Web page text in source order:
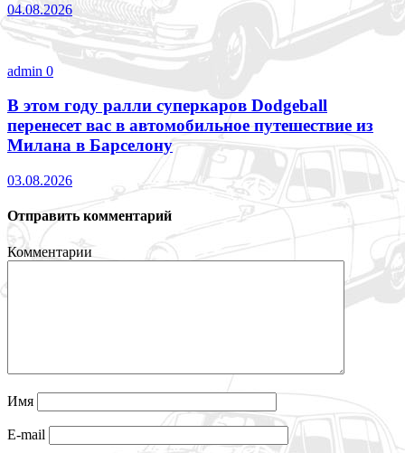
04.08.2026
admin 0
В этом году ралли суперкаров Dodgeball
перенесет вас в автомобильное путешествие из
Милана в Барселону
03.08.2026
Отправить комментарий
Комментарии
Имя
E-mail